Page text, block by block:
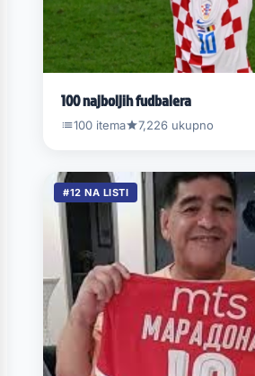
100 najboljih fudbalera
100 itema 7,226 ukupno
#12 NA LISTI